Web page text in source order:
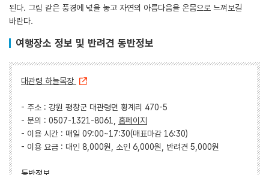
된다. 그림 같은 풍경에 넋을 놓고 자연의 아름다움을 온몸으로 느껴보길
바란다.
여행장소 정보 및 반려견 동반정보
대관령 하늘목장
- 주소 : 강원 평창군 대관령면 횡계리 470-5
- 문의 : 0507-1321-8061, 홈페이지
- 이용 시간 : 매일 09:00~17:30(매표마감 16:30)
- 이용 요금 : 대인 8,000원, 소인 6,000원, 반려견 5,000원